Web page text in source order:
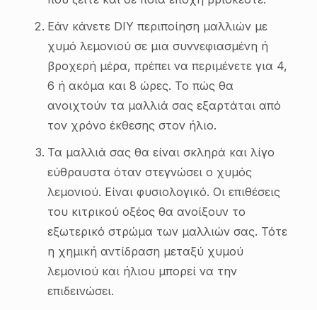
Εάν κάνετε DIY περιποίηση μαλλιών με
χυμό λεμονιού σε μια συννεφιασμένη ή
βροχερή μέρα, πρέπει να περιμένετε για 4,
6 ή ακόμα και 8 ώρες. Το πώς θα
ανοιχτούν τα μαλλιά σας εξαρτάται από
τον χρόνο έκθεσης στον ήλιο.
Τα μαλλιά σας θα είναι σκληρά και λίγο
εύθραυστα όταν στεγνώσει ο χυμός
λεμονιού. Είναι φυσιολογικό. Οι επιθέσεις
του κιτρικού οξέος θα ανοίξουν το
εξωτερικό στρώμα των μαλλιών σας. Τότε
η χημική αντίδραση μεταξύ χυμού
λεμονιού και ήλιου μπορεί να την
επιδεινώσει.